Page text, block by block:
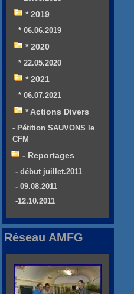
* 2019
* 06.06.2019
* 2020
* 22.05.2020
* 2021
* 06.07.2021
* Actions Divers
- Pétition SAUVONS le
CFM
- Reportages
- début juillet.2011
- 09.08.2011
-12.10.2011
Réseau AMFG